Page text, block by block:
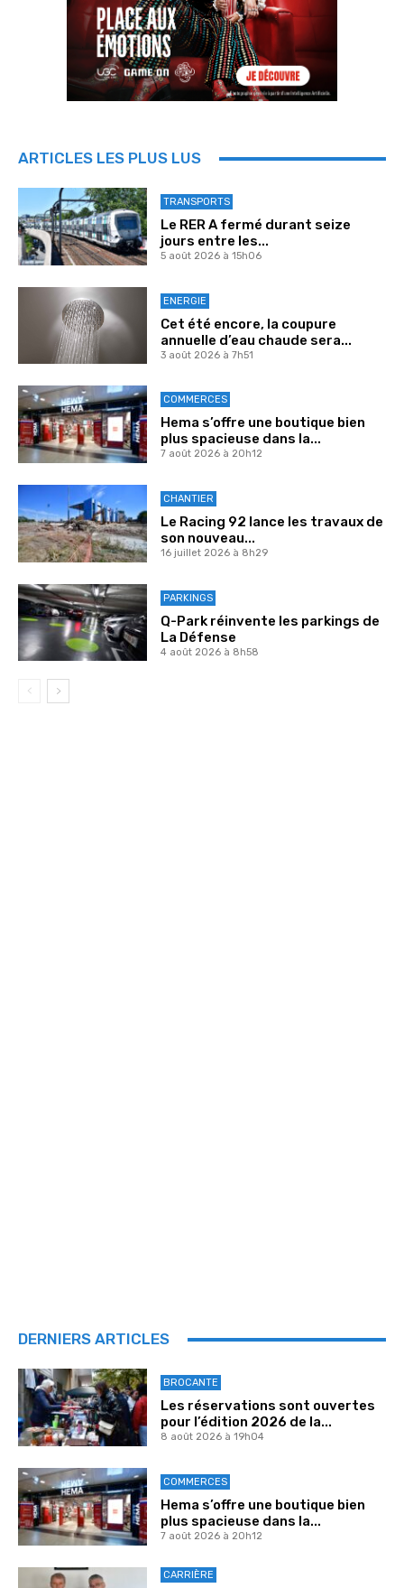
ARTICLES LES PLUS LUS
TRANSPORTS
Le RER A fermé durant seize
jours entre les...
5 août 2026 à 15h06
ENERGIE
Cet été encore, la coupure
annuelle d’eau chaude sera...
3 août 2026 à 7h51
COMMERCES
Hema s’offre une boutique bien
plus spacieuse dans la...
7 août 2026 à 20h12
CHANTIER
Le Racing 92 lance les travaux de
son nouveau...
16 juillet 2026 à 8h29
PARKINGS
Q-Park réinvente les parkings de
La Défense
4 août 2026 à 8h58
DERNIERS ARTICLES
BROCANTE
Les réservations sont ouvertes
pour l’édition 2026 de la...
8 août 2026 à 19h04
COMMERCES
Hema s’offre une boutique bien
plus spacieuse dans la...
7 août 2026 à 20h12
CARRIÈRE